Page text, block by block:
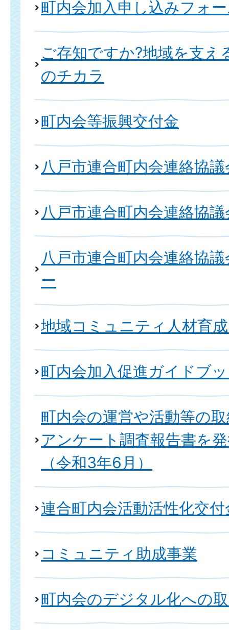
町内会加入申し込みフォ
ご存知ですか?地域を支え
のチカラ
町内会等振興交付金
八戸市連合町内会連絡協議
八戸市連合町内会連絡協
八戸市連合町内会連絡協
ー
地域コミュニティ人材育
町内会加入促進ガイドブ
町内会の運営や活動等の
アンケート調査報告書を
（令和3年6月）
連合町内会活動活性化交付
コミュニティ助成事業
町内会のデジタル化への